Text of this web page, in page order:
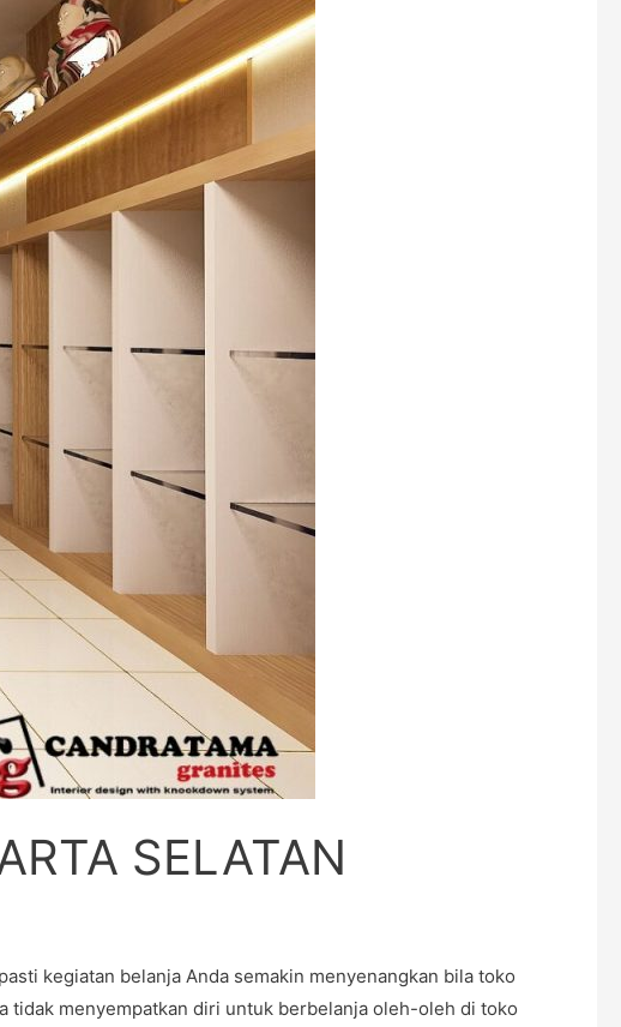
SELATAN
kegiatan belanja Anda semakin menyenangkan bila toko
tidak menyempatkan diri untuk berbelanja oleh-oleh di toko